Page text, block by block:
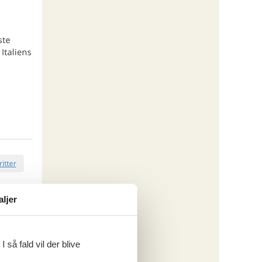
så fald vil der blive